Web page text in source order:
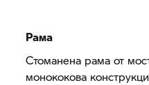
Рама
Стоманена рама от
монококова